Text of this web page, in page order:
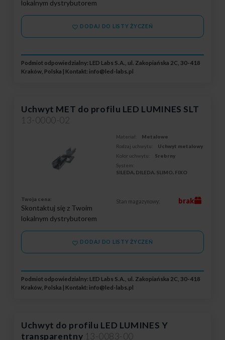
lokalnym dystrybutorem
DODAJ DO LISTY ŻYCZEŃ
Podmiot odpowiedzialny: LED Labs S.A., ul. Zakopiańska 2C, 30-418
Kraków, Polska | Kontakt: info@led-labs.pl
Uchwyt MET do profilu LED LUMINES SLT
13-0000-02
Materiał:
Metalowe
Rodzaj uchwytu:
Uchwyt metalowy
Kolor uchwytu:
Srebrny
System:
SILEDA, DILEDA, SLIMO, FIXO
Twoja cena:
Skontaktuj się z Twoim
lokalnym dystrybutorem
Stan magazynowy: brak
DODAJ DO LISTY ŻYCZEŃ
Podmiot odpowiedzialny: LED Labs S.A., ul. Zakopiańska 2C, 30-418
Kraków, Polska | Kontakt: info@led-labs.pl
Uchwyt do profilu LED LUMINES Y
transparentny 13-0083-00